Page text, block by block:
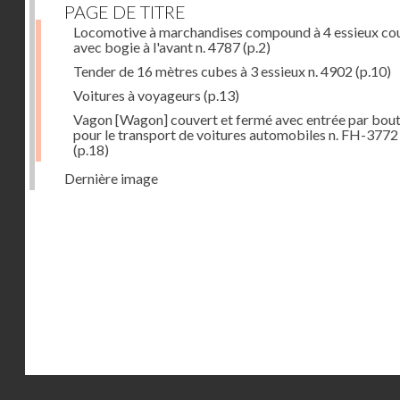
PAGE DE TITRE
Locomotive à marchandises compound à 4 essieux
avec bogie à l'avant n. 4787(p.2)
Tender de 16 mètres cubes à 3 essieux n. 4902 (p.10)
Voitures à voyageurs (p.13)
Vagon [Wagon] couvert et fermé avec entrée par
pour le transport de voitures automobiles n. FH-3772
(p.18)
Dernière image